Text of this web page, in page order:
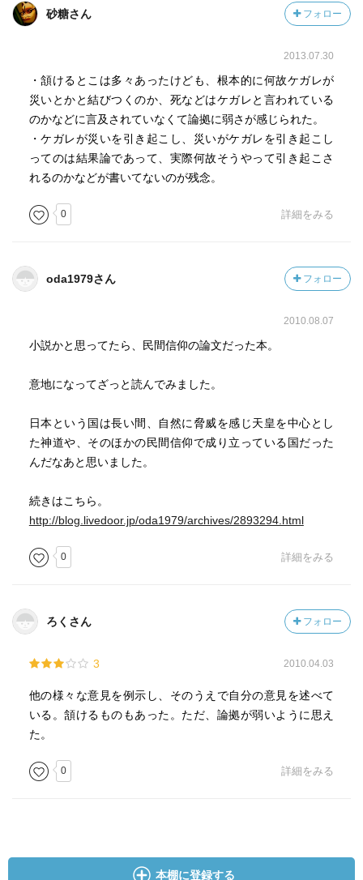
砂糖さん フォロー
2013.07.30
・頷けるとこは多々あったけども、根本的に何故ケガレが
災いとかと結びつくのか、死などはケガレと言われている
のかなどに言及されていなくて論拠に弱さが感じられた。
・ケガレが災いを引き起こし、災いがケガレを引き起こし
ってのは結果論であって、実際何故そうやって引き起こさ
れるのかなどが書いてないのが残念。
0 詳細をみる
oda1979さん フォロー
2010.08.07
小説かと思ってたら、民間信仰の論文だった本。
意地になってざっと読んでみました。
日本という国は長い間、自然に脅威を感じ天皇を中心とし
た神道や、そのほかの民間信仰で成り立っている国だった
んだなあと思いました。
続きはこちら。
http://blog.livedoor.jp/oda1979/archives/2893294.html
0 詳細をみる
ろくさん フォロー
3 2010.04.03
他の様々な意見を例示し、そのうえで自分の意見を述べて
いる。頷けるものもあった。ただ、論拠が弱いように思え
た。
0 詳細をみる
本棚に登録する